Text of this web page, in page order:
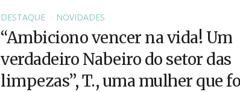
DESTAQUE NOVIDADES
“Ambiciono vencer na vida! Um
verdadeiro Nabeiro do setor das
limpezas”, T., uma mulher que